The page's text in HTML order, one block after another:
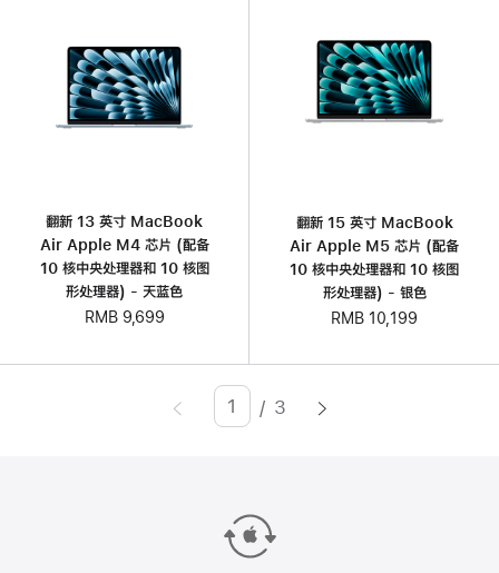
翻新 13 英寸 MacBook
Air Apple M4 芯片 (配备
10 核中央处理器和 10 核图
形处理器) - 天蓝色
RMB 9,699
翻新 15 英寸 MacBook
Air Apple M5 芯片 (配备
10 核中央处理器和 10 核图
形处理器) - 银色
RMB 10,199
Page
Enter
Return/Enter
key
/ 3